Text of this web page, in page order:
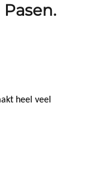
heel veel